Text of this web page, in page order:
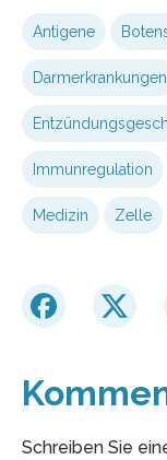
Antigene
Darmerkrankungen
Immunregulation
Medizin Zelle
Schreiben Sie